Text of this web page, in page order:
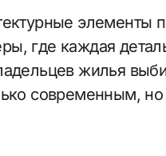
элементы
где каждая
жилья
современным,